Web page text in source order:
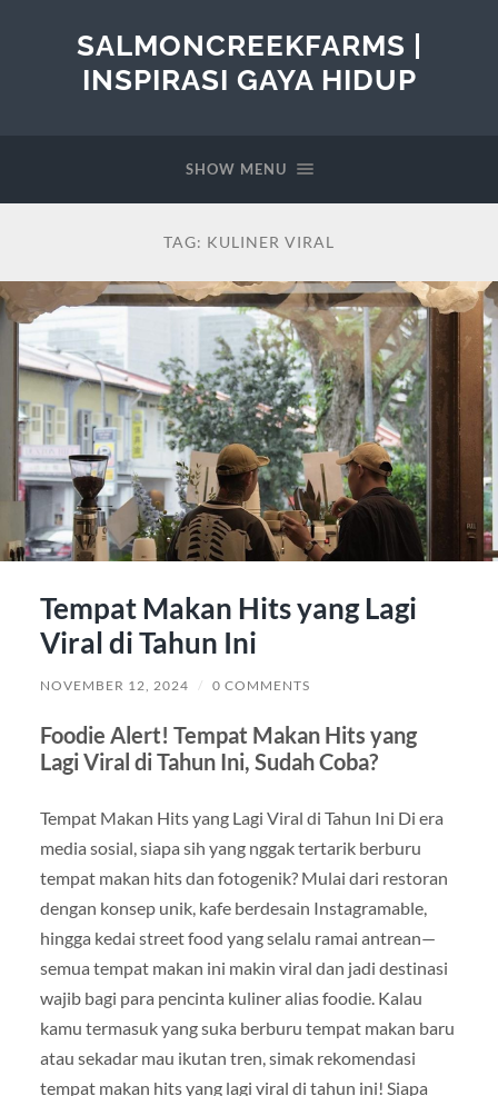
SALMONCREEKFARMS |
INSPIRASI GAYA HIDUP
SHOW MENU
TAG: KULINER VIRAL
Tempat Makan Hits yang Lagi
Viral di Tahun Ini
NOVEMBER 12, 2024 / 0 COMMENTS
Foodie Alert! Tempat Makan Hits yang
Lagi Viral di Tahun Ini, Sudah Coba?
Tempat Makan Hits yang Lagi Viral di Tahun Ini Di era
media sosial, siapa sih yang nggak tertarik berburu
tempat makan hits dan fotogenik? Mulai dari restoran
dengan konsep unik, kafe berdesain Instagramable,
hingga kedai street food yang selalu ramai antrean—
semua tempat makan ini makin viral dan jadi destinasi
wajib bagi para pencinta kuliner alias foodie. Kalau
kamu termasuk yang suka berburu tempat makan baru
atau sekadar mau ikutan tren, simak rekomendasi
tempat makan hits yang lagi viral di tahun ini! Siapa